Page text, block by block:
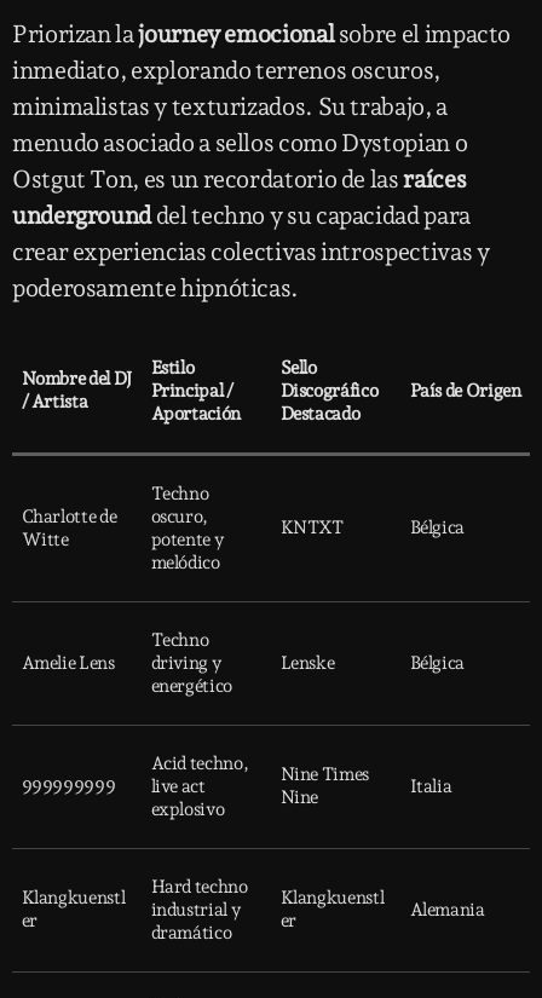
Priorizan lajourney emocionalsobre el impacto
inmediato, explorando terrenos oscuros,
minimalistas y texturizados. Su trabajo, a
menudo asociado a sellos como Dystopian o
Ostgut Ton, es un recordatorio de lasraíces
undergrounddel techno y su capacidad para
crear experiencias colectivas introspectivas y
poderosamente hipnóticas.
Nombre del DJ
/ Artista
Estilo
Principal /
Aportación
Sello
Discográfico
Destacado
País de Origen
Charlotte de
Witte
Techno
oscuro,
potente y
melódico
KNTXT Bélgica
Amelie Lens
Techno
driving y
energético
Lenske Bélgica
999999999
Acid techno,
live act
explosivo
Nine Times
Nine
Italia
Klangkuenstl
er
Hard techno
industrial y
dramático
Klangkuenstl
er
Alemania